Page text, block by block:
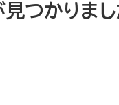
つかりま